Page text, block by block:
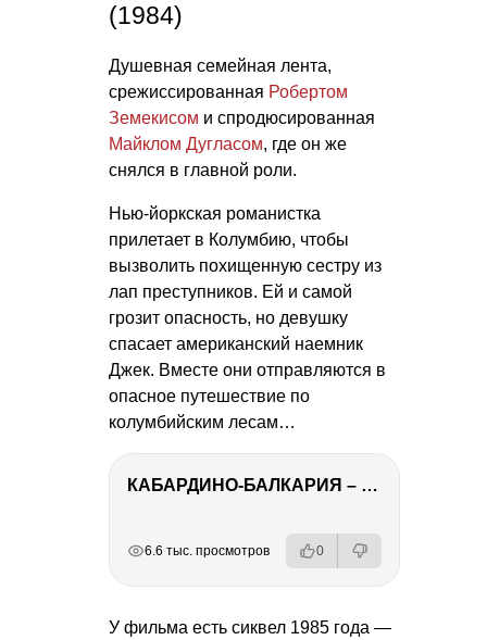
(1984)
Душевная семейная лента,
срежиссированная Робертом
Земекисом и спродюсированная
Майклом Дугласом, где он же
снялся в главной роли.
Нью-йоркская романистка
прилетает в Колумбию, чтобы
вызволить похищенную сестру из
лап преступников. Ей и самой
грозит опасность, но девушку
спасает американский наемник
Джек. Вместе они отправляются в
опасное путешествие по
колумбийским лесам…
КАБАРДИНО-БАЛКАРИЯ – ПУТЕШЕСТВИЕ НА КАВКАЗ часть 3
6.6 тыс. просмотров 0
У фильма есть сиквел 1985 года —